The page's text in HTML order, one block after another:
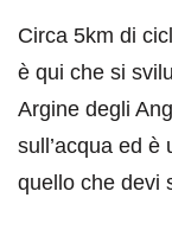
Circa 5km di
è qui che si
Argine degli
sull’acqua ed
quello che devi